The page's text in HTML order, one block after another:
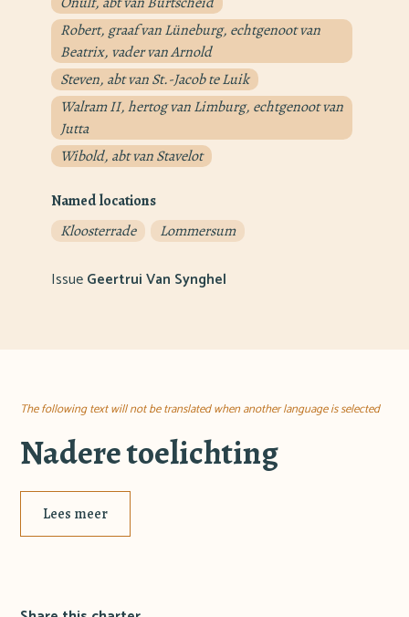
Robert, graaf van Lüneburg, echtgenoot van
Beatrix, vader van Arnold
Steven, abt van St.-Jacob te Luik
Walram II, hertog van Limburg, echtgenoot van
Jutta
Wibold, abt van Stavelot
Named locations
Kloosterrade
Lommersum
IssueGeertrui Van Synghel
The following text will not be translated when another language is selected
Nadere toelichting
Lees meer